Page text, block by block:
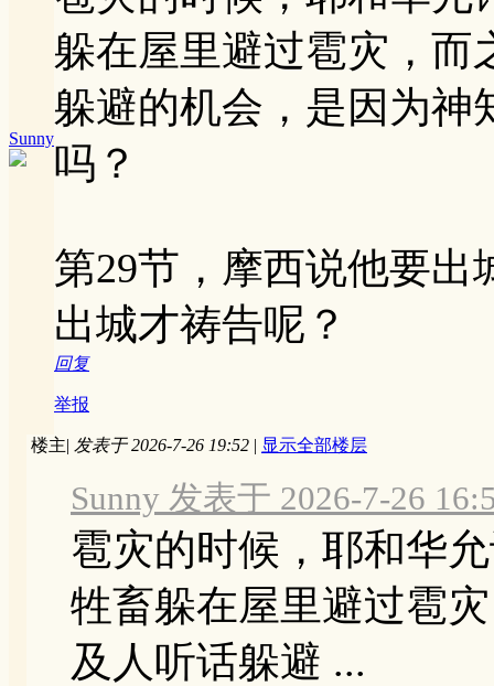
Sunny
躲在屋里避过雹灾，而
躲避的机会，是因为神
吗？
第29节，摩西说他要
出城才祷告呢？
回复
举报
楼主| 发表于 2026-7-26 19:52 | 显示全部楼层
Sunny 发表于 2026-7-26
雹灾的时候，耶和华
牲畜躲在屋里避过雹
及人听话躲避 ...